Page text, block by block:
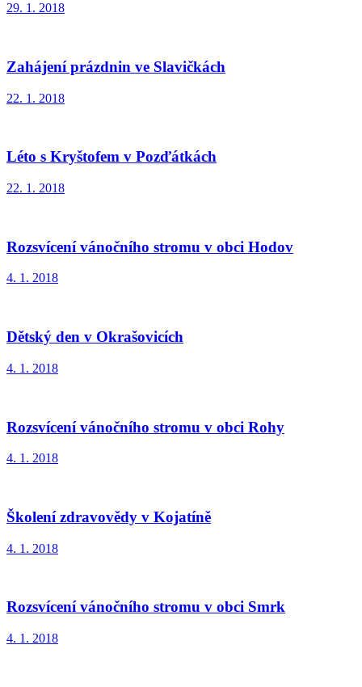
29. 1. 2018
Zahájení prázdnin ve Slavičkách
22. 1. 2018
Léto s Kryštofem v Pozďátkách
22. 1. 2018
Rozsvícení vánočního stromu v obci Hodov
4. 1. 2018
Dětský den v Okrašovicích
4. 1. 2018
Rozsvícení vánočního stromu v obci Rohy
4. 1. 2018
Školení zdravovědy v Kojatíně
4. 1. 2018
Rozsvícení vánočního stromu v obci Smrk
4. 1. 2018